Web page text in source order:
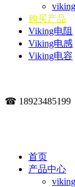
购买产品
Viking电阻
Viking电感
Viking电容
☎ 18923485199
首页
产品中心